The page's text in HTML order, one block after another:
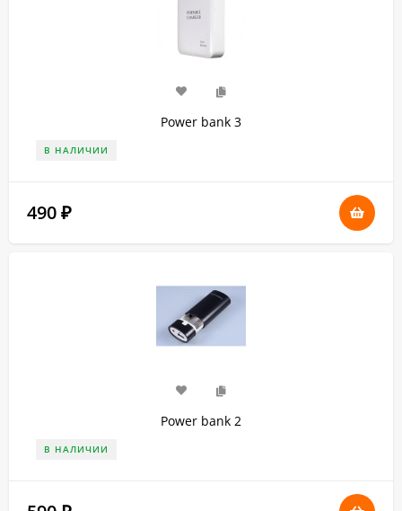
Power bank 3
В НАЛИЧИИ
490 ₽
Power bank 2
В НАЛИЧИИ